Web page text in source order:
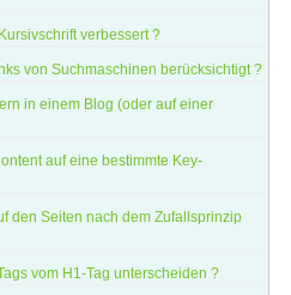
verbessert ?
von Suchmaschinen berücksichtigt ?
in einem Blog (oder auf einer
auf eine bestimmte Key-
den Seiten nach dem Zufallsprinzip
vom H1-Tag unterscheiden ?